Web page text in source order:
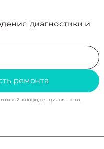
диагностики и
ремонта
конфиденциальности